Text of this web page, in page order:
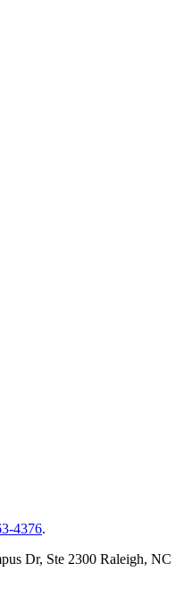
4376.
Dr, Ste 2300 Raleigh, NC